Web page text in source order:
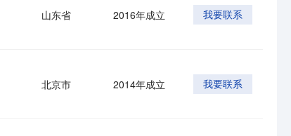
山东省 2016年成立 我要联系
北京市 2014年成立 我要联系